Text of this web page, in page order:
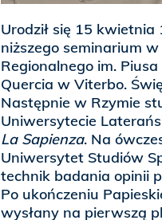
Urodził się 15 kwietnia
niższego seminarium
Regionalnego im.
Quercia w Viterbo.
Następnie w Rzymie
Uniwersytecie
La Sapienza. Na
Uniwersytet Studiów
technik badania opinii
Po ukończeniu
wysłany na pierwszą